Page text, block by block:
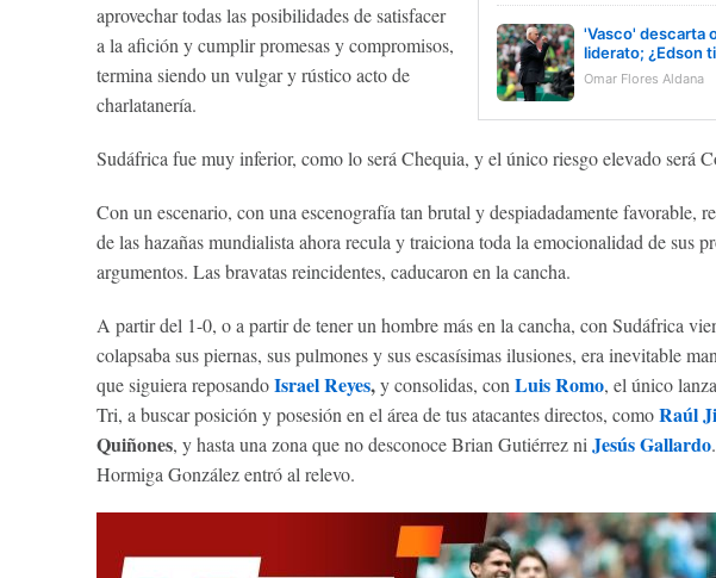
'Vasco' descarta
liderato; ¿Edson
Omar Flores Aldana
aprovechar todas las posibilidades de satisfacer
a la afición y cumplir promesas y compromisos,
termina siendo un vulgar y rústico acto de
charlatanería.
Sudáfrica fue muy inferior, como lo será Chequia, y el único riesgo elevado será
Con un escenario, con una escenografía tan brutal y despiadadamente favorable,
de las hazañas mundialista ahora recula y traiciona toda la emocionalidad de sus
argumentos. Las bravatas reincidentes, caducaron en la cancha.
A partir del 1-0, o a partir de tener un hombre más en la cancha, con Sudáfrica
colapsaba sus piernas, sus pulmones y sus escasísimas ilusiones, era inevitable
que siguiera reposandoIsrael Reyes,y consolidas, con Luis Romo, el único
Tri, a buscar posición y posesión en el área de tus atacantes directos, comoRaúl
Quiñones, y hasta una zona que no desconoce Brian Gutiérrez niJesús Gallardo
Hormiga González entró al relevo.